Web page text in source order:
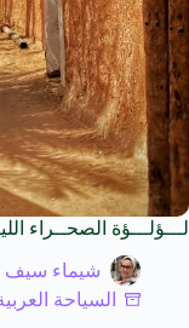
لـــؤلـــؤة الصحــراء
شيماء سيف
السياحة